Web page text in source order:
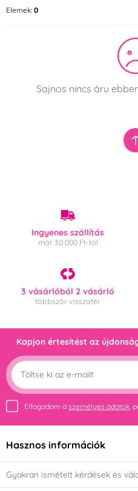
Elemek: 0
Sajnos nincs áru
Ingyenes szállítás
már 30 000 Ft-tól
3 vásárlóból 2 vásárló
többször visszatér
Kapjon értesítést az
Elfogadom a személyes adatok ,
Hasznos információk
Gyakran ismételt kérdések és